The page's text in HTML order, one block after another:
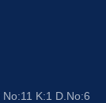
K:1 D.No:6